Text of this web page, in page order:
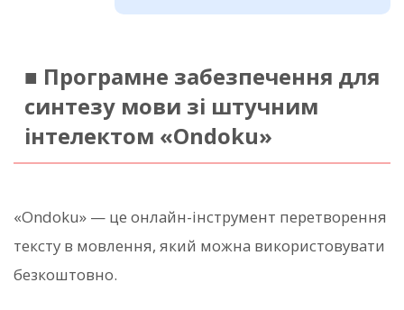
■ Програмне забезпечення для
синтезу мови зі штучним
інтелектом «Ondoku»
«Ondoku» — це онлайн-інструмент перетворення
тексту в мовлення, який можна використовувати
безкоштовно.